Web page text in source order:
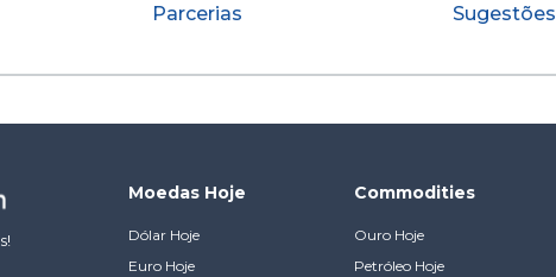
Parcerias Sugestões
Moedas Hoje
Dólar Hoje
Euro Hoje
Commodities
Ouro Hoje
Petróleo Hoje